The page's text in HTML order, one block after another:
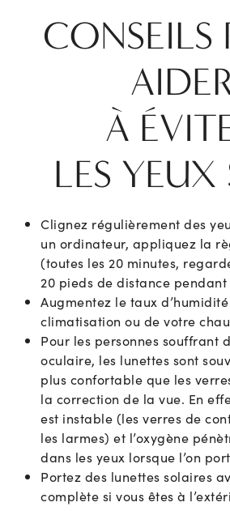
CONSEILS
À
LES YEUX
Clignez régulièrement des
un ordinateur, appliquez la
(toutes les 20 minutes,
20 pieds de distance pendant
Augmentez le taux
climatisation ou de votre
Pour les personnes souffrant
oculaire, les lunettes sont
plus confortable que les
la correction de la vue. En
est instable (les verres de
les larmes) et l’oxygène
dans les yeux lorsque l’on
Portez des lunettes solaires
complète si vous êtes à